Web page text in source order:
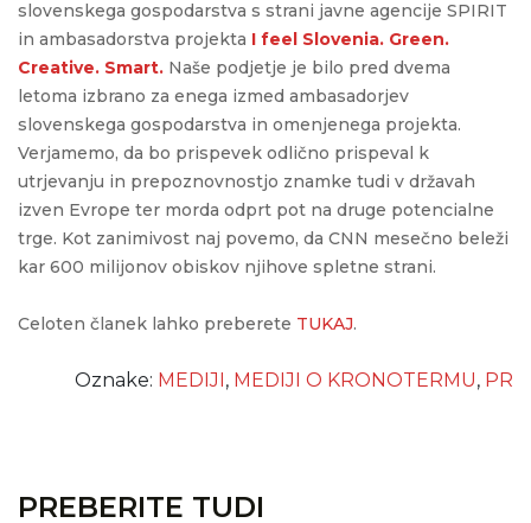
slovenskega gospodarstva s strani javne agencije SPIRIT
in ambasadorstva projekta I feel Slovenia. Green.
Creative. Smart. Naše podjetje je bilo pred dvema
letoma izbrano za enega izmed ambasadorjev
slovenskega gospodarstva in omenjenega projekta.
Verjamemo, da bo prispevek odlično prispeval k
utrjevanju in prepoznovnostjo znamke tudi v državah
izven Evrope ter morda odprt pot na druge potencialne
trge. Kot zanimivost naj povemo, da CNN mesečno beleži
kar 600 milijonov obiskov njihove spletne strani.
Celoten članek lahko preberete TUKAJ.
Oznake: MEDIJI, MEDIJI O KRONOTERMU, PR
PREBERITE TUDI